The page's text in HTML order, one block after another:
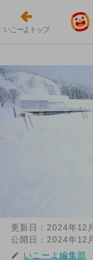
いこーよトップ
更新日： 2024年12
公開日： 2024年12
いこーよ編集部